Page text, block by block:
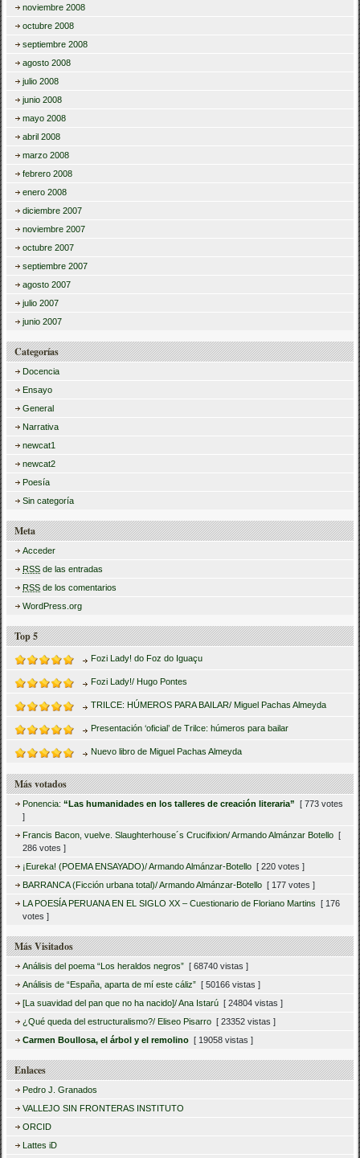
noviembre 2008
octubre 2008
septiembre 2008
agosto 2008
julio 2008
junio 2008
mayo 2008
abril 2008
marzo 2008
febrero 2008
enero 2008
diciembre 2007
noviembre 2007
octubre 2007
septiembre 2007
agosto 2007
julio 2007
junio 2007
Categorías
Docencia
Ensayo
General
Narrativa
newcat1
newcat2
Poesía
Sin categoría
Meta
Acceder
RSS de las entradas
RSS de los comentarios
WordPress.org
Top 5
Fozi Lady! do Foz do Iguaçu
Fozi Lady!/ Hugo Pontes
TRILCE: HÚMEROS PARA BAILAR/ Miguel Pachas Almeyda
Presentación ‘oficial’ de Trilce: húmeros para bailar
Nuevo libro de Miguel Pachas Almeyda
Más votados
Ponencia:“Las humanidades en los talleres de creación literaria”
[ 773 votes
]
Francis Bacon, vuelve. Slaughterhouse´s Crucifixion/ Armando Almánzar Botello [
286 votes ]
¡Eureka! (POEMA ENSAYADO)/ Armando Almánzar-Botello [ 220 votes ]
BARRANCA (Ficción urbana total)/ Armando Almánzar-Botello [ 177 votes ]
LA POESÍA PERUANA EN EL SIGLO XX – Cuestionario de Floriano Martins
[ 176
votes ]
Más Visitados
Análisis del poema “Los heraldos negros” [ 68740 vistas ]
Análisis de “España, aparta de mí este cáliz” [ 50166 vistas ]
[La suavidad del pan que no ha nacido]/ Ana Istarú [ 24804 vistas ]
¿Qué queda del estructuralismo?/ Eliseo Pisarro [ 23352 vistas ]
Carmen Boullosa, el árbol y el remolino [ 19058 vistas ]
Enlaces
Pedro J. Granados
VALLEJO SIN FRONTERAS INSTITUTO
ORCID
Lattes iD